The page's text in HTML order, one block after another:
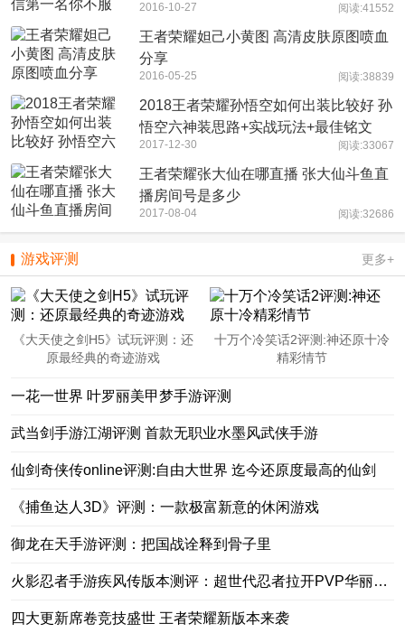
2016-10-27 阅读:41552
王者荣耀妲己小黄图 高清皮肤原图喷血
分享
2016-05-25 阅读:38839
2018王者荣耀孙悟空如何出装比较好 孙
悟空六神装思路+实战玩法+最佳铭文
2017-12-30 阅读:33067
王者荣耀张大仙在哪直播 张大仙斗鱼直
播房间号是多少
2017-08-04 阅读:32686
游戏评测 更多+
《大天使之剑H5》试玩评测：还
原最经典的奇迹游戏
十万个冷笑话2评测:神还原十冷
精彩情节
一花一世界 叶罗丽美甲梦手游评测
武当剑手游江湖评测 首款无职业水墨风武侠手游
仙剑奇侠传online评测:自由大世界 迄今还原度最高的仙剑
《捕鱼达人3D》评测：一款极富新意的休闲游戏
御龙在天手游评测：把国战诠释到骨子里
火影忍者手游疾风传版本测评：超世代忍者拉开PVP华丽新篇章
四大更新席卷竞技盛世 王者荣耀新版本来袭